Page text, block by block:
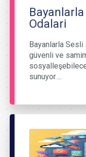
Odalari
Bayanlarla Sesli
güvenli ve
sunuyor….